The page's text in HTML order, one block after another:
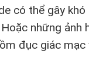
có thể gây khó
những ảnh
đục giác mạc